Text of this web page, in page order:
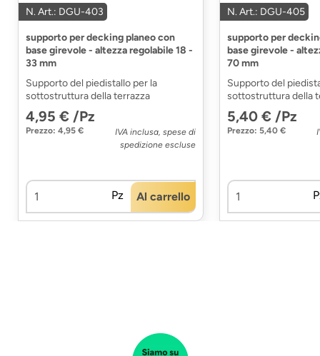
N. Art.: DGU-403
supporto per decking planeo con
base girevole - altezza regolabile 18 -
33 mm
Supporto del piedistallo per la
sottostruttura della terrazza
4,95 € /Pz
Prezzo: 4,95 €
IVA inclusa, spese di
spedizione escluse
Pz Al carrello
N. Art.: DGU-405
supporto per
base girevole -
70 mm
Supporto del
sottostruttura della
5,40 € /Pz
Prezzo: 5,40 €